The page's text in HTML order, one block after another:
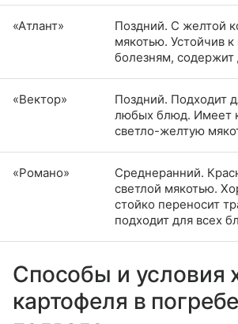
«Атлант»
Поздний. С желтой
мякотью. Устойчив
болезням, содержит
«Вектор»
Поздний. Подходит
любых блюд. Имеет
светло-желтую
«Романо»
Среднеранний.
светлой мякотью.
стойко переносит
подходит для всех
Способы и условия
картофеля в